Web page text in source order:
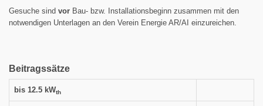
Gesuche sind vor Bau- bzw. Installationsbeginn zusammen mit den
notwendigen Unterlagen an den Verein Energie AR/AI einzureichen.
Beitragssätze
bis 12.5 kWth